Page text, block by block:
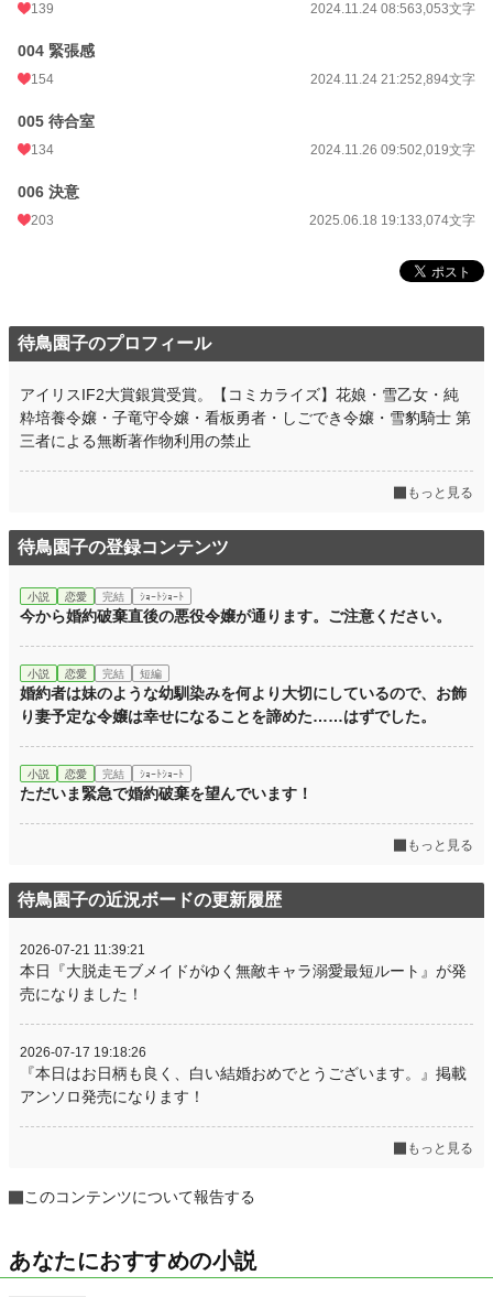
139 2024.11.24 08:563,053文字
004 緊張感
154 2024.11.24 21:252,894文字
005 待合室
134 2024.11.26 09:502,019文字
006 決意
203 2025.06.18 19:133,074文字
待鳥園子のプロフィール
アイリスIF2大賞銀賞受賞。【コミカライズ】花娘・雪乙女・純
粋培養令嬢・子竜守令嬢・看板勇者・しごでき令嬢・雪豹騎士 第
三者による無断著作物利用の禁止
もっと見る
待鳥園子の登録コンテンツ
小説 恋愛 完結 ｼｮｰﾄｼｮｰﾄ
今から婚約破棄直後の悪役令嬢が通ります。ご注意ください。
小説 恋愛 完結 短編
婚約者は妹のような幼馴染みを何より大切にしているので、お飾
り妻予定な令嬢は幸せになることを諦めた……はずでした。
小説 恋愛 完結 ｼｮｰﾄｼｮｰﾄ
ただいま緊急で婚約破棄を望んでいます！
もっと見る
待鳥園子の近況ボードの更新履歴
2026-07-21 11:39:21
本日『大脱走モブメイドがゆく無敵キャラ溺愛最短ルート』が発
売になりました！
2026-07-17 19:18:26
『本日はお日柄も良く、白い結婚おめでとうございます。』掲載
アンソロ発売になります！
もっと見る
このコンテンツについて報告する
あなたにおすすめの小説